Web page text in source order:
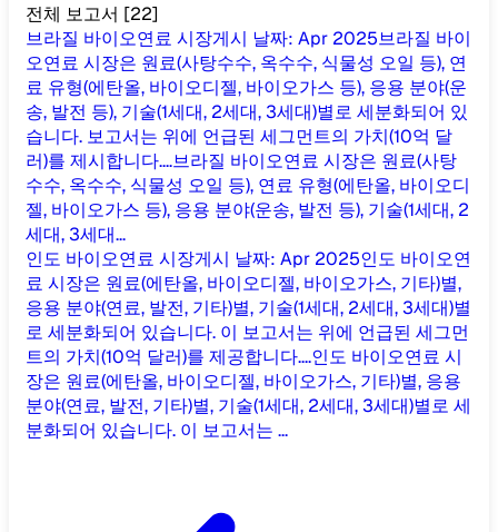
전체 보고서 [22]
브라질 바이오연료 시장게시 날짜: Apr 2025브라질 바이
오연료 시장은 원료(사탕수수, 옥수수, 식물성 오일 등), 연
료 유형(에탄올, 바이오디젤, 바이오가스 등), 응용 분야(운
송, 발전 등), 기술(1세대, 2세대, 3세대)별로 세분화되어 있
습니다. 보고서는 위에 언급된 세그먼트의 가치(10억 달
러)를 제시합니다....브라질 바이오연료 시장은 원료(사탕
수수, 옥수수, 식물성 오일 등), 연료 유형(에탄올, 바이오디
젤, 바이오가스 등), 응용 분야(운송, 발전 등), 기술(1세대, 2
세대, 3세대...
인도 바이오연료 시장게시 날짜: Apr 2025인도 바이오연
료 시장은 원료(에탄올, 바이오디젤, 바이오가스, 기타)별,
응용 분야(연료, 발전, 기타)별, 기술(1세대, 2세대, 3세대)별
로 세분화되어 있습니다. 이 보고서는 위에 언급된 세그먼
트의 가치(10억 달러)를 제공합니다....인도 바이오연료 시
장은 원료(에탄올, 바이오디젤, 바이오가스, 기타)별, 응용
분야(연료, 발전, 기타)별, 기술(1세대, 2세대, 3세대)별로 세
분화되어 있습니다. 이 보고서는 ...